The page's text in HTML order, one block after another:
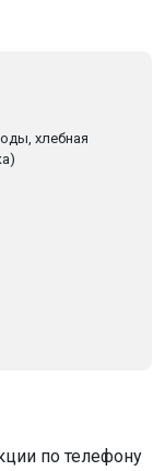
хлебная
по телефону